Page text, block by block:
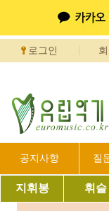
로그인
공지사항 질
지휘봉 휘슬